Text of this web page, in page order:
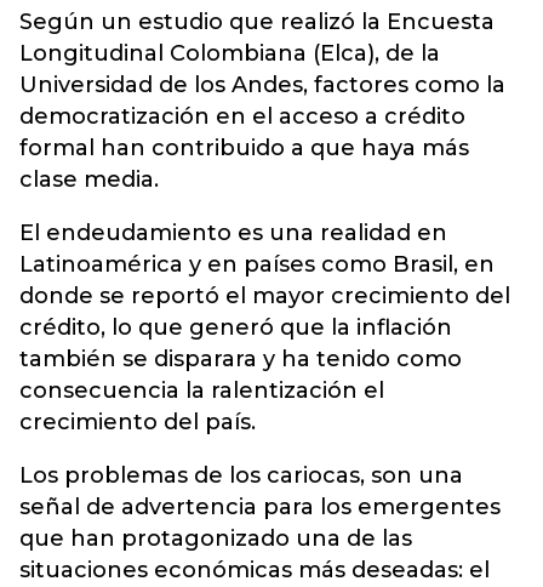
Según un estudio que realizó la Encuesta
Longitudinal Colombiana (Elca), de la
Universidad de los Andes, factores como la
democratización en el acceso a crédito
formal han contribuido a que haya más
clase media.
El endeudamiento es una realidad en
Latinoamérica y en países como Brasil, en
donde se reportó el mayor crecimiento del
crédito, lo que generó que la inflación
también se disparara y ha tenido como
consecuencia la ralentización el
crecimiento del país.
Los problemas de los cariocas, son una
señal de advertencia para los emergentes
que han protagonizado una de las
situaciones económicas más deseadas: el